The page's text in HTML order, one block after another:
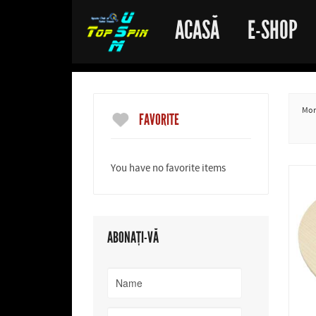
ACASĂ E-SHOP
FAVORITE
You have no favorite items
ABONAȚI-VĂ